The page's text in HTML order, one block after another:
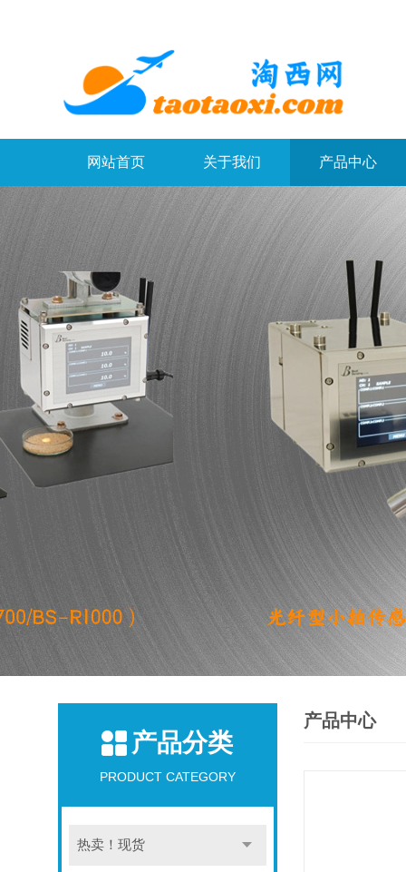
网站首页 关于我们 产品中心
产品分类
PRODUCT CATEGORY
热卖！现货
产品中心